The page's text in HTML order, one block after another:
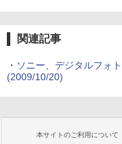
関連記事
・ ソニー、デジタルフォ
(2009/10/20)
本サイトのご利用について